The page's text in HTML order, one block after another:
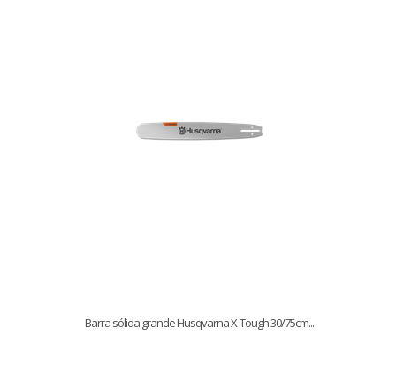
Barra sólida grande Husqvarna X-Tough 30/75cm...